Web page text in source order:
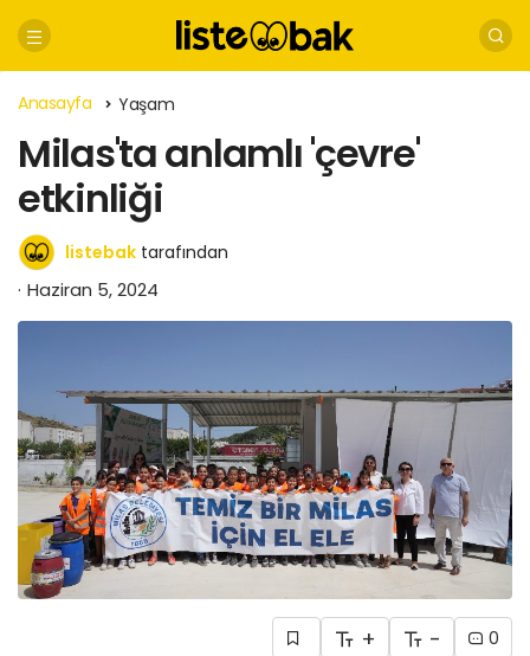
Anasayfa Yaşam
Milas'ta anlamlı 'çevre'
etkinliği
listebak tarafından
Haziran 5, 2024
+ - 0